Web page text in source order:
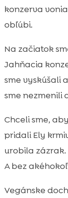
konzerva
obľúbi.
Na začiatok
Jahňacia
sme vyskúšali
sme nezmenili
Chceli sme,
pridali Ely
urobila zázrak.
A bez
Vegánske